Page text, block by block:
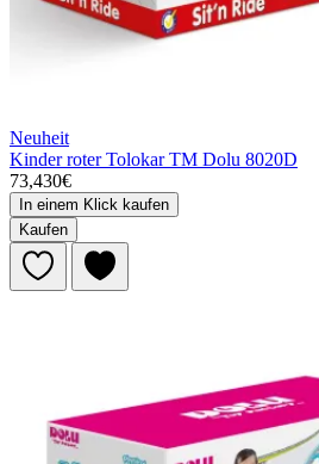
Neuheit
Kinder roter Tolokar TM Dolu 8020D
73,430€
In einem Klick kaufen
Kaufen